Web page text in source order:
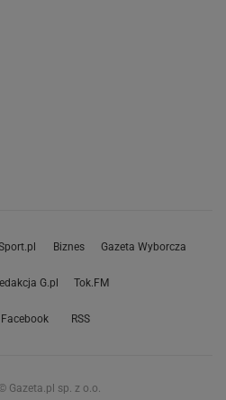
Biznes Gazeta Wyborcza
G.pl Tok.FM
Facebook RSS
Gazeta.pl sp. z o.o.